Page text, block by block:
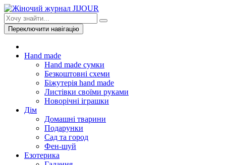
Переключити навігацію
Hand made
Hand made сумки
Безкоштовні схеми
Біжутерія hand made
Листівки своїми руками
Новорічні іграшки
Дім
Домашні тварини
Подарунки
Сад та город
Фен-шуй
Езотерика